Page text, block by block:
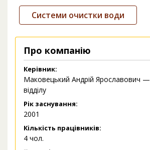
Системи очистки води
Про компанію
Керівник:
Маковецький Андрій Ярославович —
відділу
Рік заснування:
2001
Кількість працівників:
4 чол.